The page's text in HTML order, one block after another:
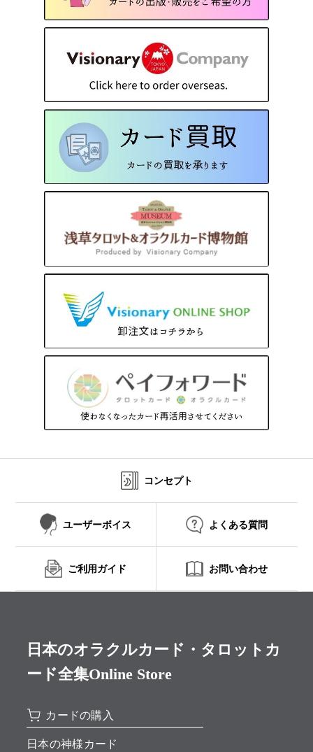
コンセプト
ユーザーボイス よくある質問
ご利用ガイド お問い合わせ
日本のオラクルカード・タロットカ
ード全集Online Store
カードの購入
日本の神様カード